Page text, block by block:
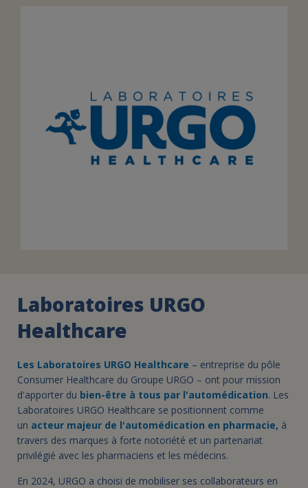
ESPACE PRESSE
JE DEVIENS
DEVENIR
Laboratoires URGO
Healthcare
Les Laboratoires URGO Healthcare – entreprise du pôle
Consumer Healthcare du Groupe URGO – ont pour mission
d'apporter du bien-être à tous par l'automédication. Les
Laboratoires URGO Healthcare se positionnent comme
un acteur majeur de l'automédication en pharmacie, à
travers des marques à forte notoriété et un partenariat
privilégié avec les pharmaciens et les médecins.
En 2024, URGO a choisi de mobiliser ses collaborateurs en